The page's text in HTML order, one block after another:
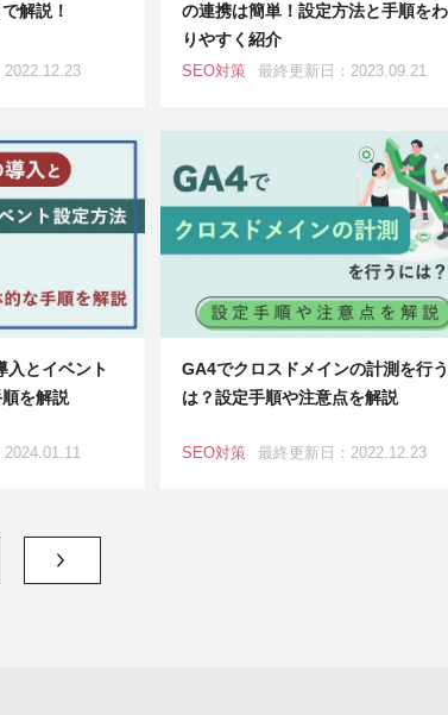
解説！
の連携は簡単！設定方法と手順を
りやすく紹介
SEO対策 最終更新日：2023.09.21
入とイベント
を解説
GA4でクロスドメインの計測を行
は？設定手順や注意点を解説
SEO対策 最終更新日：2022.12.23